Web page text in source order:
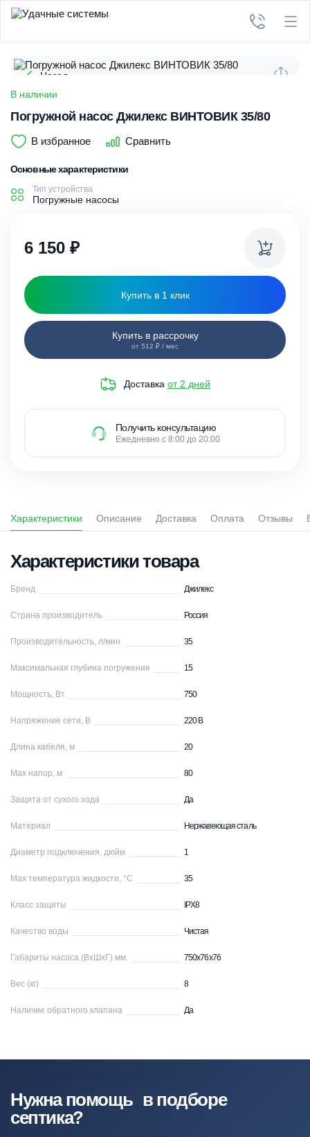
Назад
В наличии
Погружной насос Джилекс ВИНТОВИК 35/80
В избранное Сравнить
Основные характеристики
Тип устройства
Погружные насосы
6 150 ₽
Купить в 1 клик
Купить в рассрочку
от 512 ₽ / мес
Доставка от 2 дней
Получить консультацию
Ежедневно с 8:00 до 20:00
Характеристики Описание Доставка Оплата Отзывы
Характеристики товара
Бренд Джилекс
Страна производитель Россия
Производительность, л/мин 35
Максимальная глубина погружения 15
Мощность, Вт 750
Напряжение сети, В 220 В
Длина кабеля, м 20
Max напор, м 80
Защита от сухого хода Да
Материал Нержавеющая сталь
Диаметр подключения, дюйм 1
Max температура жидкости, °С 35
Класс защиты IPX8
Качество воды Чистая
Габариты насоса (ВхШхГ) мм. 750x76x76
Вес (кг) 8
Наличие обратного клапана Да
Нужна помощь в подборе
септика?